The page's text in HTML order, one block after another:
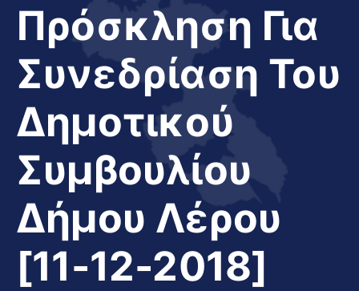
Διαφάνεια
Το
Νησί
Μας
Πρόσκληση Για
Συνεδρίαση Του
Δημοτικού
Συμβουλίου
Δήμου Λέρου
[11-12-2018]